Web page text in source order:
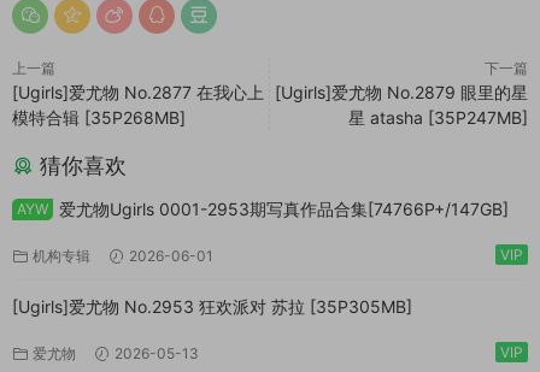
上一篇
[Ugirls]爱尤物 No.2877 在我心上
模特合辑 [35P268MB]
下一篇
[Ugirls]爱尤物 No.2879 眼里的星
星 atasha [35P247MB]
猜你喜欢
AYW 爱尤物Ugirls 0001-2953期写真作品合集[74766P+/147GB]
机构专辑 2026-06-01 VIP
[Ugirls]爱尤物 No.2953 狂欢派对 苏拉 [35P305MB]
爱尤物 2026-05-13 VIP